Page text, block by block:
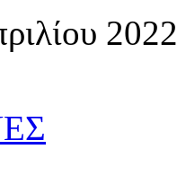
2022